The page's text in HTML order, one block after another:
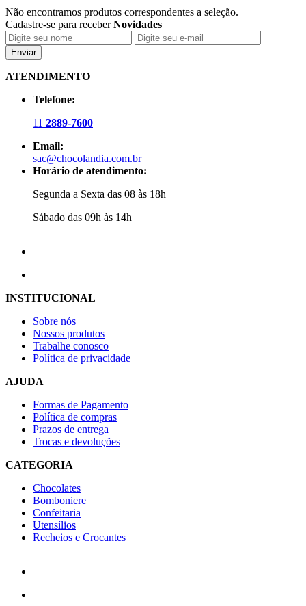
Não encontramos produtos correspondentes a seleção.
Cadastre-se para receberNovidades
Enviar
ATENDIMENTO
Telefone:
11 2889-7600
Email:
sac@chocolandia.com.br
Horário de atendimento:
Segunda a Sexta das 08 às 18h
Sábado das 09h às 14h
INSTITUCIONAL
Sobre nós
Nossos produtos
Trabalhe conosco
Política de privacidade
AJUDA
Formas de Pagamento
Política de compras
Prazos de entrega
Trocas e devoluções
CATEGORIA
Chocolates
Bomboniere
Confeitaria
Utensílios
Recheios e Crocantes